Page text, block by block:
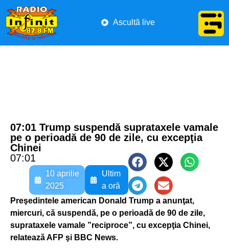
Ascultă live
07:01 Trump suspendă suprataxele vamale
pe o perioadă de 90 de zile, cu excepţia
Chinei
07:01
10 aprilie
2025
Ultim
a oră
Preşedintele american Donald Trump a anunţat,
miercuri, că suspendă, pe o perioadă de 90 de zile,
suprataxele vamale ”reciproce”, cu excepţia Chinei,
relatează AFP şi BBC News.